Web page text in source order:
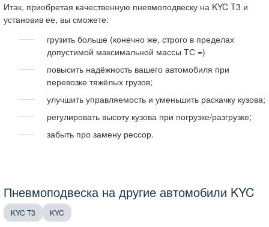
Итак, приобретая качественную пневмоподвеску на KYC T3 и
установив ее, вы сможете:
грузить больше (конечно же, строго в пределах
допустимой максимальной массы ТС =)
повысить надёжность вашего автомобиля при
перевозке тяжёлых грузов;
улучшить управляемость и уменьшить раскачку кузова;
регулировать высоту кузова при погрузке/разгрузке;
забыть про замену рессор.
Пневмоподвеска на другие автомобили KYC
KYC T3 KYC